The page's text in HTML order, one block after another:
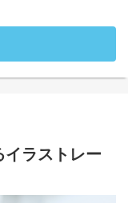
ビジュアルの制作
イラストの提案か
いイラストレーショ
ュアル化
・アートディレク
ラストレー